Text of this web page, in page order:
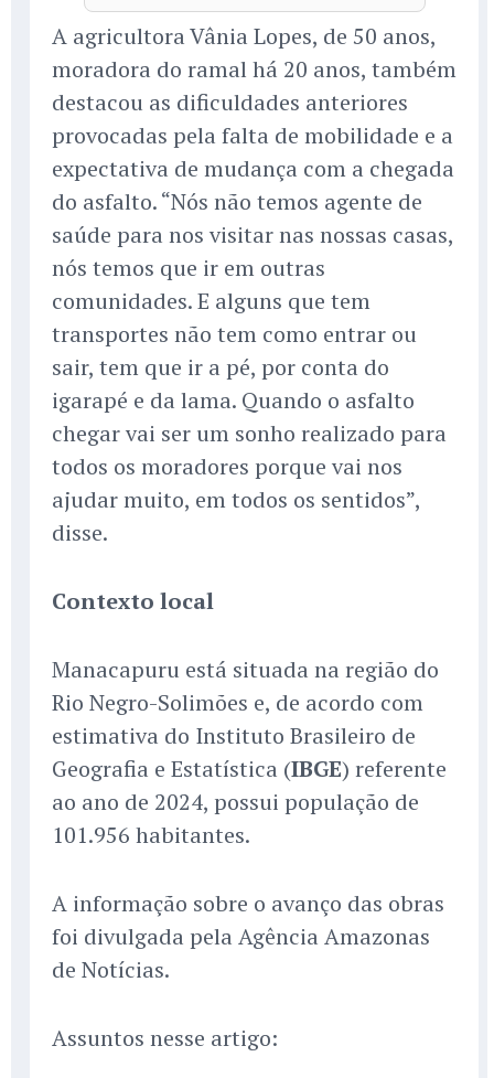
A agricultora Vânia Lopes, de 50 anos,
moradora do ramal há 20 anos, também
destacou as dificuldades anteriores
provocadas pela falta de mobilidade e a
expectativa de mudança com a chegada
do asfalto. “Nós não temos agente de
saúde para nos visitar nas nossas casas,
nós temos que ir em outras
comunidades. E alguns que tem
transportes não tem como entrar ou
sair, tem que ir a pé, por conta do
igarapé e da lama. Quando o asfalto
chegar vai ser um sonho realizado para
todos os moradores porque vai nos
ajudar muito, em todos os sentidos”,
disse.
Contexto local
Manacapuru está situada na região do
Rio Negro-Solimões e, de acordo com
estimativa do Instituto Brasileiro de
Geografia e Estatística (IBGE) referente
ao ano de 2024, possui população de
101.956 habitantes.
A informação sobre o avanço das obras
foi divulgada pela Agência Amazonas
de Notícias.
Assuntos nesse artigo: